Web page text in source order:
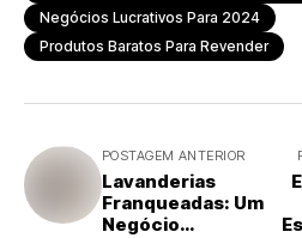
Negócios Lucrativos Para 2024
Produtos Baratos Para Revender
POSTAGEM ANTERIOR
Lavanderias
Franqueadas: Um
Negócio